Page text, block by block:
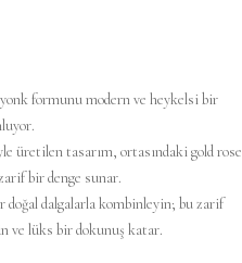
formunu modern ve heykelsi bir
üretilen tasarım, ortasındaki gold rose
bir denge sunar.
dalgalarla kombinleyin; bu zarif
ve lüks bir dokunuş katar.